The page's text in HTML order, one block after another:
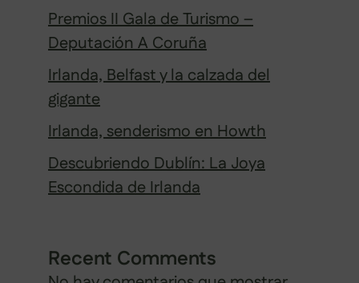
Premios II Gala de Turismo –
Deputación A Coruña
Irlanda, Belfast y la calzada del
gigante
Irlanda, senderismo en Howth
Descubriendo Dublín: La Joya
Escondida de Irlanda
Recent Comments